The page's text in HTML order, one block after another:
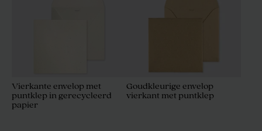
Vierkante envelop met
puntklep in gerecycleerd
papier
Goudkleurige envelop
vierkant met puntklep